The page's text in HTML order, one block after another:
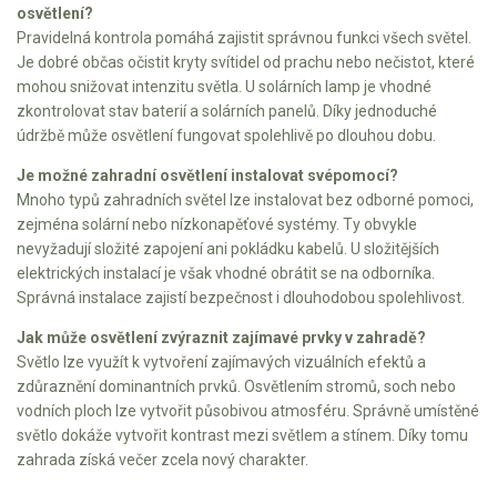
osvětlení?
Pravidelná kontrola pomáhá zajistit správnou funkci všech světel.
Je dobré občas očistit kryty svítidel od prachu nebo nečistot, které
mohou snižovat intenzitu světla. U solárních lamp je vhodné
zkontrolovat stav baterií a solárních panelů. Díky jednoduché
údržbě může osvětlení fungovat spolehlivě po dlouhou dobu.
Je možné zahradní osvětlení instalovat svépomocí?
Mnoho typů zahradních světel lze instalovat bez odborné pomoci,
zejména solární nebo nízkonapěťové systémy. Ty obvykle
nevyžadují složité zapojení ani pokládku kabelů. U složitějších
elektrických instalací je však vhodné obrátit se na odborníka.
Správná instalace zajistí bezpečnost i dlouhodobou spolehlivost.
Jak může osvětlení zvýraznit zajímavé prvky v zahradě?
Světlo lze využít k vytvoření zajímavých vizuálních efektů a
zdůraznění dominantních prvků. Osvětlením stromů, soch nebo
vodních ploch lze vytvořit působivou atmosféru. Správně umístěné
světlo dokáže vytvořit kontrast mezi světlem a stínem. Díky tomu
zahrada získá večer zcela nový charakter.